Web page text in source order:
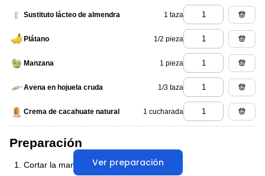
Sustituto lácteo de almendra 1 taza
Plátano 1/2 pieza
Manzana 1 pieza
Avena en hojuela cruda 1/3 taza
Crema de cacahuate natural 1 cucharada
Ver preparación
Preparación
Cortar la manzana y el plátano en trozos